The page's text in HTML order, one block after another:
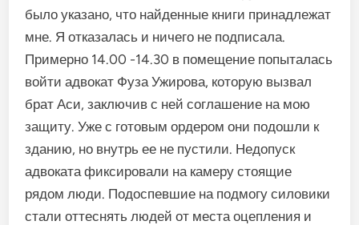
было указано, что найденные книги принадлежат
мне. Я отказалась и ничего не подписала.
Примерно 14.00 -14.30 в помещение попыталась
войти адвокат Фуза Ужирова, которую вызвал
брат Аси, заключив с ней соглашение на мою
защиту. Уже с готовым ордером они подошли к
зданию, но внутрь ее не пустили. Недопуск
адвоката фиксировали на камеру стоящие
рядом люди. Подоспевшие на подмогу силовики
стали оттеснять людей от места оцепления и